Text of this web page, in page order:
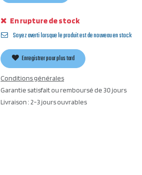
En rupture de stock
Soyez averti lorsque le produit est de nouveau en stock
Enregistrer pour plus tard
Conditions générales
Garantie satisfait ou remboursé de 30 jours
Livraison : 2-3 jours ouvrables